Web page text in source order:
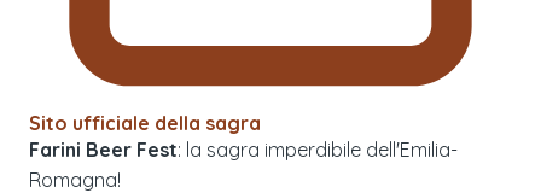
Sito ufficiale della sagra
Farini Beer Fest: la sagra imperdibile dell'Emilia-
Romagna!